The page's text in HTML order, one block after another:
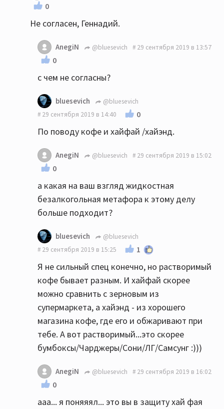
0
Не согласен, Геннадий.
AnegiN @bluesevich 29 сентября 2019 в 13:57
0
с чем не согласны?
bluesevich
@bluesevich
29 сентября 2019 в 14:40
0
По поводу кофе и хайфай /хайэнд.
AnegiN @bluesevich 29 сентября 2019 в 15:02
0
а какая на ваш взгляд жидкостная
безалкогольная метафора к этому делу
больше подходит?
bluesevich
@bluesevich
29 сентября 2019 в 15:25
1
Я не сильный спец конечно, но растворимый
кофе бывает разным. И хайфай скорее
можно сравнить с зерновым из
супермаркета, а хайэнд - из хорошего
магазина кофе, где его и обжаривают при
тебе. А вот растворимый...это скорее
бумбоксы/Чарджеры/Сони/ЛГ/Самсунг :)))
AnegiN @bluesevich 29 сентября 2019 в 16:02
0
ааа... я поняяял... это вы в защиту хай фая